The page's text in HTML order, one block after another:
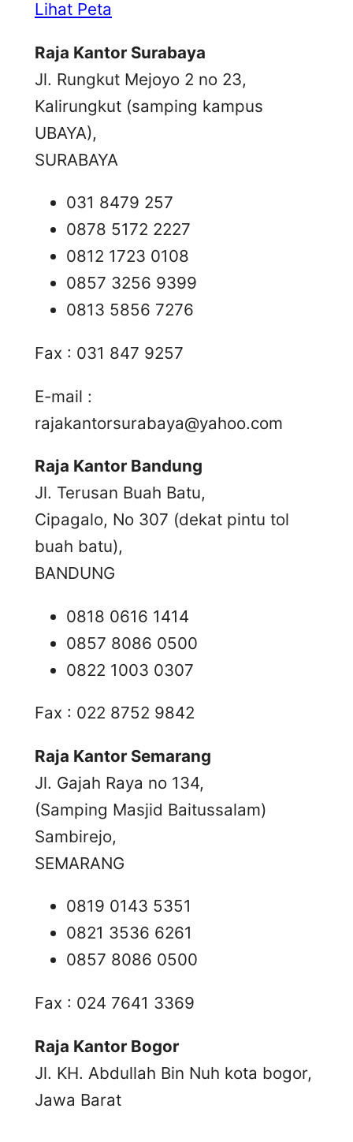
Lihat Peta
Raja Kantor Surabaya
Jl. Rungkut Mejoyo 2 no 23,
Kalirungkut (samping kampus
UBAYA),
SURABAYA
031 8479 257
0878 5172 2227
0812 1723 0108
0857 3256 9399
0813 5856 7276
Fax : 031 847 9257
E-mail :
rajakantorsurabaya@yahoo.com
Raja Kantor Bandung
Jl. Terusan Buah Batu,
Cipagalo, No 307 (dekat pintu tol
buah batu),
BANDUNG
0818 0616 1414
0857 8086 0500
0822 1003 0307
Fax : 022 8752 9842
Raja Kantor Semarang
Jl. Gajah Raya no 134,
(Samping Masjid Baitussalam)
Sambirejo,
SEMARANG
0819 0143 5351
0821 3536 6261
0857 8086 0500
Fax : 024 7641 3369
Raja Kantor Bogor
Jl. KH. Abdullah Bin Nuh kota bogor,
Jawa Barat